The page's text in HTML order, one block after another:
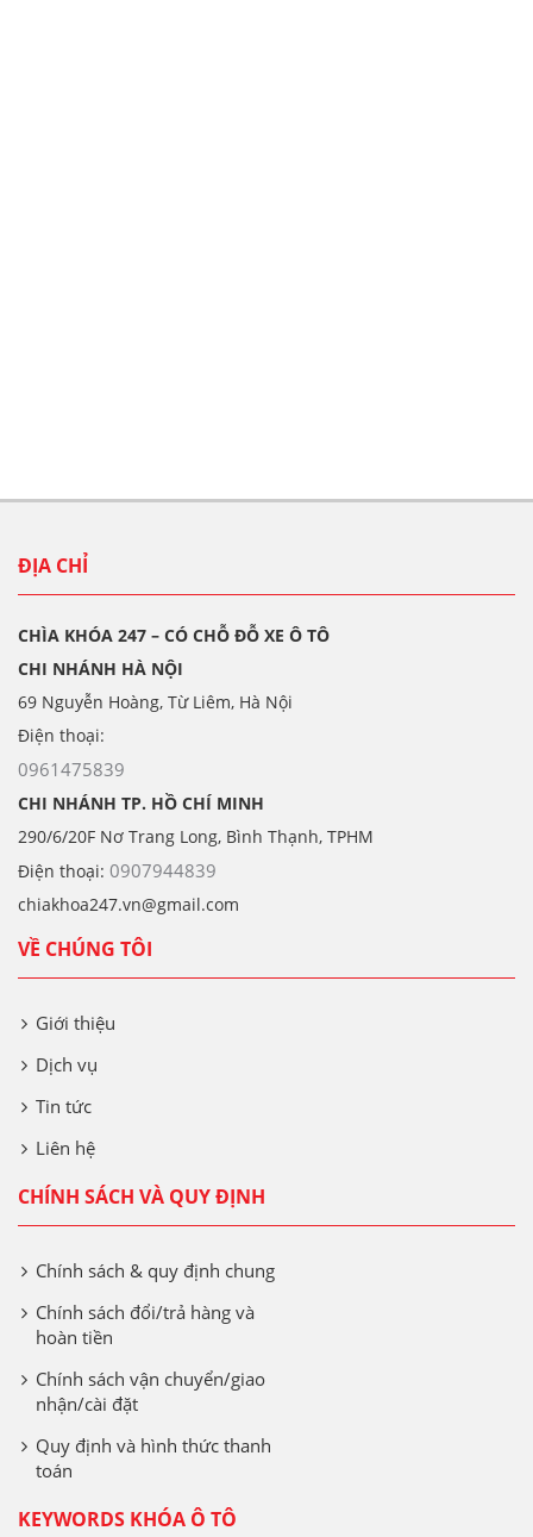
ĐỊA CHỈ
CHÌA KHÓA 247 – CÓ CHỖ ĐỖ XE Ô TÔ
CHI NHÁNH HÀ NỘI
69 Nguyễn Hoàng, Từ Liêm, Hà Nội
Điện thoại:
0961475839
CHI NHÁNH TP. HỒ CHÍ MINH
290/6/20F Nơ Trang Long, Bình Thạnh, TPHM
Điện thoại: 0907944839
chiakhoa247.vn@gmail.com
VỀ CHÚNG TÔI
Giới thiệu
Dịch vụ
Tin tức
Liên hệ
CHÍNH SÁCH VÀ QUY ĐỊNH
Chính sách & quy định chung
Chính sách đổi/trả hàng và
hoàn tiền
Chính sách vận chuyển/giao
nhận/cài đặt
Quy định và hình thức thanh
toán
KEYWORDS KHÓA Ô TÔ